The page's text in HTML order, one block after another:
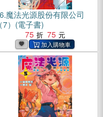
魔法光源股份有限公司
（7）(電子書)
75
75